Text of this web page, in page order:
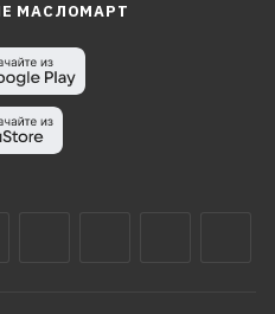
МАСЛОМАРТ